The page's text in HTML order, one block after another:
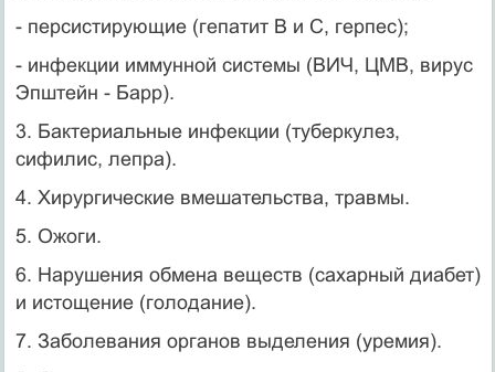
- персистирующие (гепатит В и С, герпес);
- инфекции иммунной системы (ВИЧ, ЦМВ, вирус
Эпштейн - Барр).
3. Бактериальные инфекции (туберкулез,
сифилис, лепра).
4. Хирургические вмешательства, травмы.
5. Ожоги.
6. Нарушения обмена веществ (сахарный диабет)
и истощение (голодание).
7. Заболевания органов выделения (уремия).